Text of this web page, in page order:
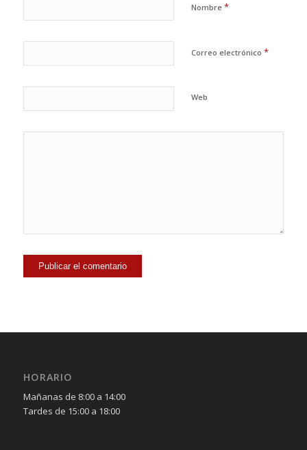
Nombre *
Correo electrónico *
Web
HORARIO
Mañanas de 8:00 a 14:00
Tardes de 15:00 a 18:00